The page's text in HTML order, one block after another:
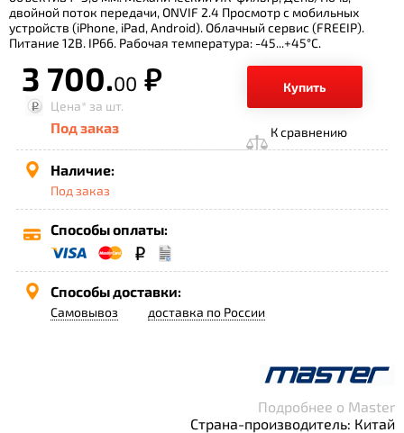
двойной поток передачи, ONVIF 2.4 Просмотр с мобильных
устройств (iPhone, iPad, Android). Облачный сервис (FREEIP).
Питание 12В. IP66. Рабочая температура: -45...+45°С.
3 700.00 р.
Купить
Цена* за шт.
Под заказ К сравнению
Наличие:
Под заказ
Способы оплаты:
Способы доставки:
Самовывоз доставка по России
Подробнее о Master
Страна-производитель: Китай